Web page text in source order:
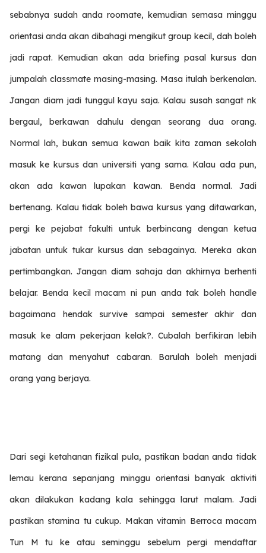
sebabnya sudah anda roomate, kemudian semasa minggu
orientasi anda akan dibahagi mengikut group kecil, dah boleh
jadi rapat. Kemudian akan ada briefing pasal kursus dan
jumpalah classmate masing-masing. Masa itulah berkenalan.
Jangan diam jadi tunggul kayu saja. Kalau susah sangat nk
bergaul, berkawan dahulu dengan seorang dua orang.
Normal lah, bukan semua kawan baik kita zaman sekolah
masuk ke kursus dan universiti yang sama. Kalau ada pun,
akan ada kawan lupakan kawan. Benda normal. Jadi
bertenang. Kalau tidak boleh bawa kursus yang ditawarkan,
pergi ke pejabat fakulti untuk berbincang dengan ketua
jabatan untuk tukar kursus dan sebagainya. Mereka akan
pertimbangkan. Jangan diam sahaja dan akhirnya berhenti
belajar. Benda kecil macam ni pun anda tak boleh handle
bagaimana hendak survive sampai semester akhir dan
masuk ke alam pekerjaan kelak?. Cubalah berfikiran lebih
matang dan menyahut cabaran. Barulah boleh menjadi
orang yang berjaya.
Dari segi ketahanan fizikal pula, pastikan badan anda tidak
lemau kerana sepanjang minggu orientasi banyak aktiviti
akan dilakukan kadang kala sehingga larut malam. Jadi
pastikan stamina tu cukup. Makan vitamin Berroca macam
Tun M tu ke atau seminggu sebelum pergi mendaftar